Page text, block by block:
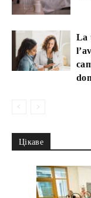
La
Цікаве